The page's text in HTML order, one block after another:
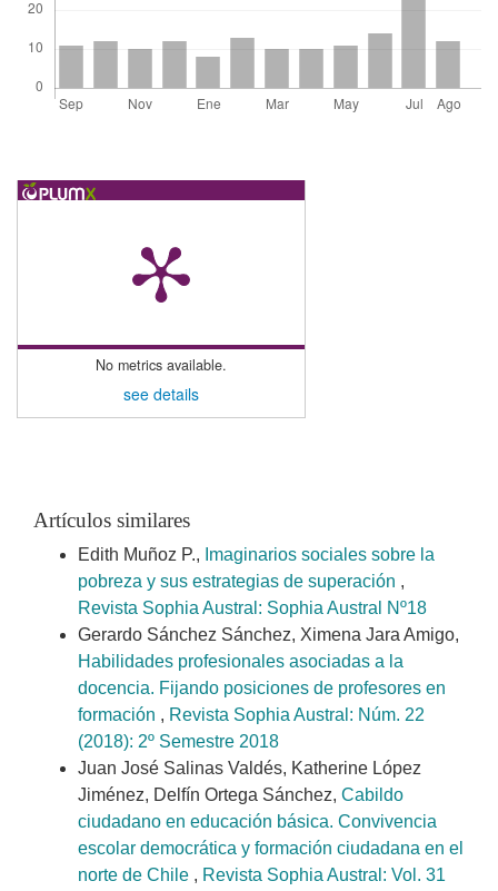
No metrics available.
see details
Artículos similares
Edith Muñoz P., Imaginarios sociales sobre la
pobreza y sus estrategias de superación ,
Revista Sophia Austral: Sophia Austral Nº18
Gerardo Sánchez Sánchez, Ximena Jara Amigo,
Habilidades profesionales asociadas a la
docencia. Fijando posiciones de profesores en
formación , Revista Sophia Austral: Núm. 22
(2018): 2º Semestre 2018
Juan José Salinas Valdés, Katherine López
Jiménez, Delfín Ortega Sánchez, Cabildo
ciudadano en educación básica. Convivencia
escolar democrática y formación ciudadana en el
norte de Chile , Revista Sophia Austral: Vol. 31